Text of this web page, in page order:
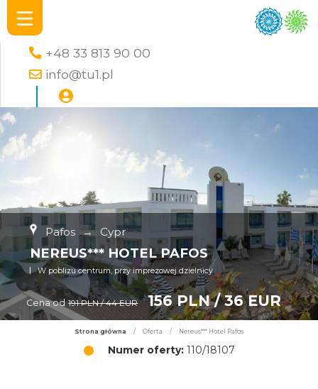
+48 33 813 90 00
info@tu1.pl
Pafos → Cypr
NEREUS*** HOTEL PAFOS
W poblizu centrum, przy imprezowej dzielnicy
Cena od 191 PLN / 44 EUR 156 PLN / 36 EUR
Strona główna / Oferta / Nereus*** Hotel Pafos
Numer oferty:110/18107